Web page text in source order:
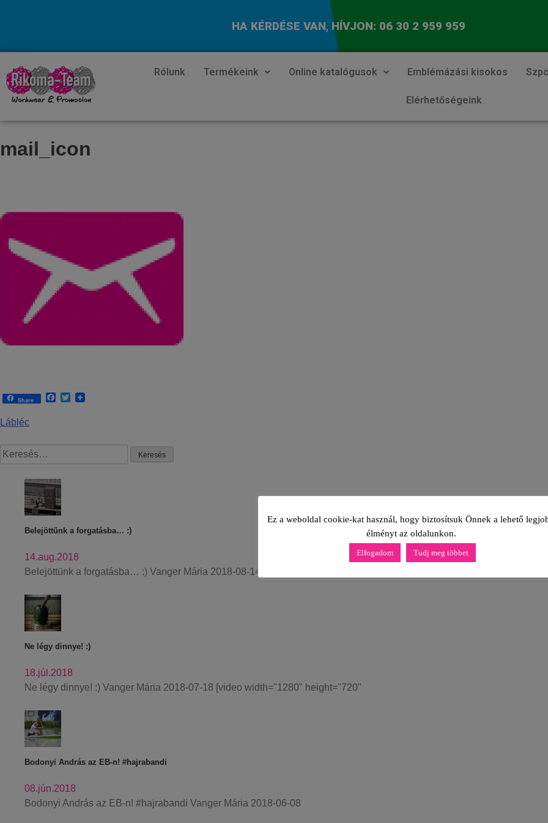
HA KÉRDÉSE VAN, HÍVJON: 06 30 2 959 959
Rólunk Termékeink Online katalógusok Emblémázási kisokos
Elérhetőségeink
mail_icon
Share Facebook
Twitter
Lábléc
Belejöttünk a forgatásba… :)
14.aug.2018
Belejöttünk a forgatásba… :) Vanger Mária 2018-08-14 [video width="1280" height="720"
Ne légy dinnye! :)
18.júl.2018
Ne légy dinnye! :) Vanger Mária 2018-07-18 [video width="1280" height="720"
Bodonyi András az EB-n! #hajrabandi
08.jún.2018
Bodonyi András az EB-n! #hajrabandi Vanger Mária 2018-06-08
Ez a weboldal cookie-kat használ, hogy biztosítsuk Önnek a lehető
élményt az oldalunkon.
Elfogadom Tudj meg többet